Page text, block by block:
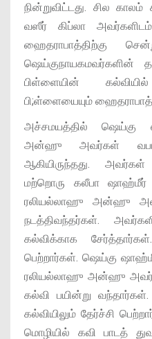
நின்றுவிட்டது. சில
வஸீர் கிப்லா
ஹைதராபாத்திற்கு
ஷெய்குநாயகமவர்களின்
பிள்ளையின்
பி;ள்ளையையும்
அச்சமயத்தில் ஷெய்கு
அன்ஹு அவர்கள்
ஆகியிருந்தது.
மற்றொரு கலீபா
ரலியல்லாஹு அன்ஹு
நடத்திவந்தர்கள்.
கல்விக்காக
பெற்றார்கள். ஷெய்கு
ரலியல்லாஹு அன்ஹு
கல்வி பயின்று
கல்வியிலும் தேர்ச்சி
மொழியில் கவி பாடத்